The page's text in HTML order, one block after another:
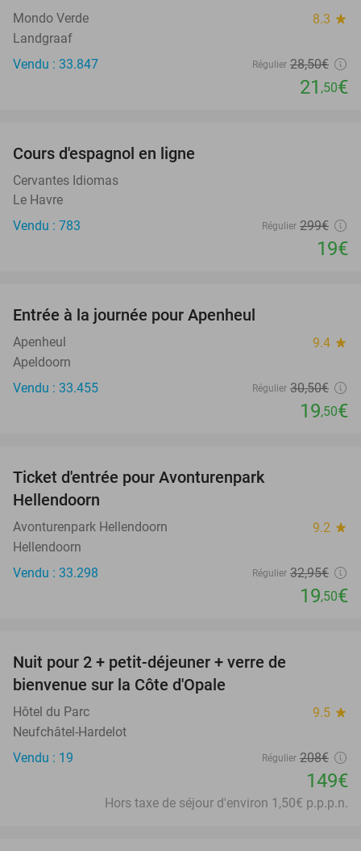
Mondo Verde 8.3 star
Landgraaf
Vendu : 33.847
Régulier 28,50€
21 ,50€
Cours d'espagnol en ligne
Cervantes Idiomas
Le Havre
Vendu : 783
Régulier 299€
19€
Entrée à la journée pour Apenheul
Apenheul 9.4 star
Apeldoorn
Vendu : 33.455
Régulier 30,50€
19,50€
Ticket d'entrée pour Avonturenpark
Hellendoorn
Avonturenpark Hellendoorn 9.2 star
Hellendoorn
Vendu : 33.298
Régulier 32,95€
19,50€
Nuit pour 2 + petit-déjeuner + verre de
bienvenue sur la Côte d'Opale
Hôtel du Parc 9.5 star
Neufchâtel-Hardelot
Vendu : 19
Régulier 208€
149€
Hors taxe de séjour d'environ 1,50€ p.p.p.n.